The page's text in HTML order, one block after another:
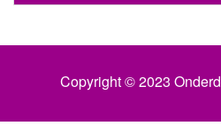
Copyright © 2023